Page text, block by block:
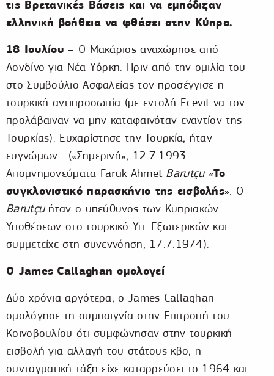
τις Βρετανικές Βάσεις και να εμπόδιζαν
ελληνική βοήθεια να φθάσει στην Κύπρο.
18 Ιουλίου – O Μακάριος αναχώρησε από
Λονδίνο για Νέα Υόρκη. Πριν από την ομιλία του
στο Συμβούλιο Ασφαλείας τον προσέγγισε η
τουρκική αντιπροσωπία (με εντολή Ecevit να τον
προλάβαιναν να μην καταφαινόταν εναντίον της
Τουρκίας). Ευχαρίστησε την Τουρκία, ήταν
ευγνώμων… («Σημερινή», 12.7.1993.
Απομνημονεύματα Faruk Ahmet Barutçu«Το
συγκλονιστικό παρασκήνιο της εισβολής». Ο
Barutçuήταν ο υπεύθυνος των Κυπριακών
Υποθέσεων στο τουρκικό Υπ. Εξωτερικών και
συμμετείχε στη συνεννόηση, 17.7.1974).
Ο James Callaghan ομολογεί
Δύο χρόνια αργότερα, ο James Callaghan
ομολόγησε τη συμπαιγνία στην Επιτροπή του
Κοινοβουλίου ότι συμφώνησαν στην τουρκική
εισβολή για αλλαγή του στάτους κβο, η
συνταγματική τάξη είχε καταρρεύσει το 1964 και